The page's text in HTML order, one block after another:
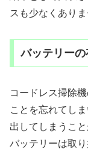
スも少なくありま
バッテリー
コードレス掃除
ことを忘れてし
出してしまうこと
バッテリーは取